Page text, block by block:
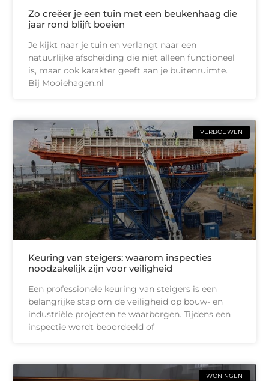
Zo creëer je een tuin met een beukenhaag die
jaar rond blijft boeien
Je kijkt naar je tuin en verlangt naar een
natuurlijke afscheiding die niet alleen functioneel
is, maar ook karakter geeft aan je buitenruimte.
Bij Mooiehagen.nl
VERBOUWEN
Keuring van steigers: waarom inspecties
noodzakelijk zijn voor veiligheid
Een professionele keuring van steigers is een
belangrijke stap om de veiligheid op bouw- en
industriële projecten te waarborgen. Tijdens een
inspectie wordt beoordeeld of
WONINGEN